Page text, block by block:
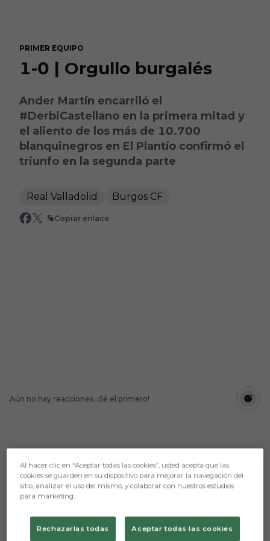
PRIMER EQUIPO
1-0 | Orgullo burgalés
Ander Martín encarriló el
#DerbiCastellano en la primera mitad y
el aliento de los más de 10.700
blanquinegros en El Plantío confirmó el
triunfo en la segunda parte
Real Valladolid Burgos CF
Copiar enlace
Aún no hay reacciones. ¡Sé el primero!
Al hacer clic en “Aceptar todas las cookies”, usted acepta que las
cookies se guarden en su dispositivo para mejorar la navegación del
sitio, analizar el uso del mismo, y colaborar con nuestros estudios
para marketing.
Rechazarlas todas Aceptar todas las cookies